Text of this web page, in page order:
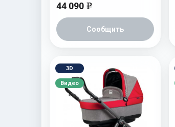
44 090 e
Сообщить
3D
Видео